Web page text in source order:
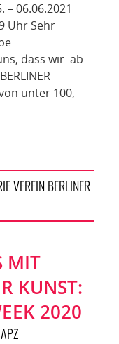
– 06.06.2021
Uhr Sehr
dass wir ab
unter 100,
VEREIN BERLINER
MIT
KUNST:
2020
APZ